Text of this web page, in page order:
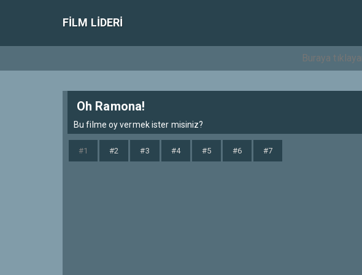
FILM LIDERI
Oh Ramona!
Bu filme oy vermek ister misiniz?
#1 #2 #3 #4 #5 #6 #7